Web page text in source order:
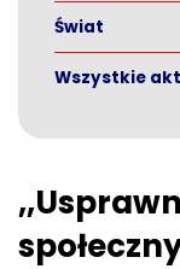
Świat
Wszystkie